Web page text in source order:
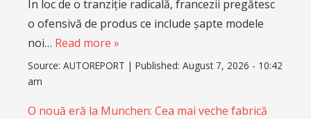
În loc de o tranziție radicală, francezii pregătesc
o ofensivă de produs ce include șapte modele
noi… Read more »
Source: AUTOREPORT | Published: August 7, 2026 - 10:42
am
O nouă eră la Munchen: Cea mai veche fabrică